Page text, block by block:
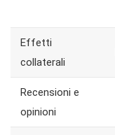
Effetti
collaterali
Recensioni e
opinioni